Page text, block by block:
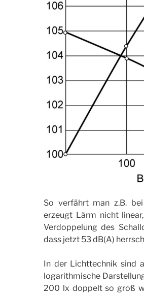
So verfährt man z.B.
erzeugt Lärm nicht
Verdoppelung des
dass jetzt 53 dB(A)
In der Lichttechnik sind
logarithmische
200 lx doppelt so groß